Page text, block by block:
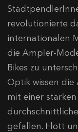
revolutionierte
internationalen
die Ampler-
Bikes zu
Optik wissen
mit einer
gefallen. Flott